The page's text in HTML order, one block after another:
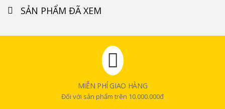
SẢN PHẨM ĐÃ XEM
MIỄN PHÍ GIAO HÀNG
Đối với sản phẩm trên 10.000.000đ